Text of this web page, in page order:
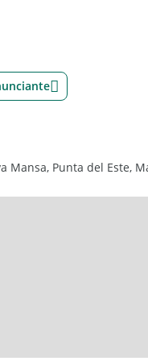
Mansa, Punta del Este,